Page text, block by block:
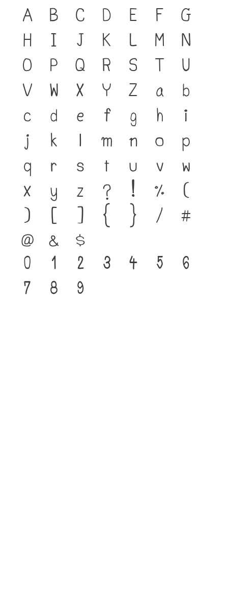
A B C D E F
G
H
I J K L M
N
O
P Q R S T
U
V
W X Y Z a
b
c
d e f g h
i
j
k l m n o
p
q
r s t u v
w
x
y z ? ! %
(
)
[ ] { } /
#
@ &
$
0
1 2 3 4 5
6
7
8 9